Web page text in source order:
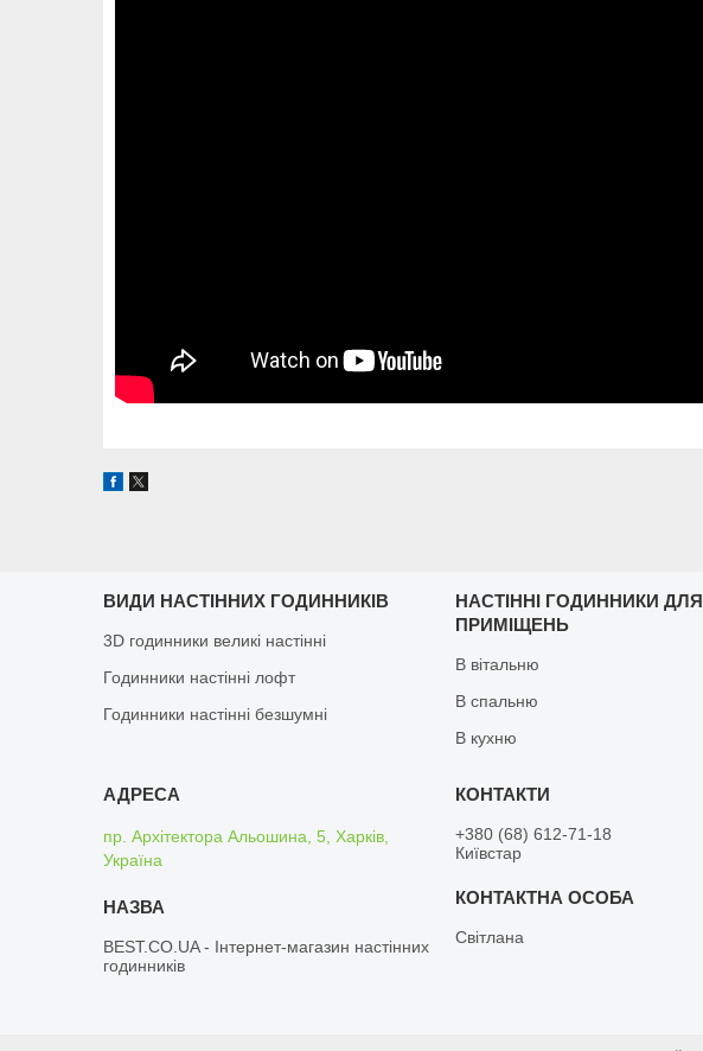
ВИДИ НАСТІННИХ ГОДИННИКІВ
3D годинники великі настінні
Годинники настінні лофт
Годинники настінні безшумні
НАСТІННІ ГОДИННИКИ ДЛЯ
ПРИМІЩЕНЬ
В вітальню
В спальню
В кухню
пр. Архітектора Альошина, 5, Харків,
Україна
BEST.CO.UA - Інтернет-магазин настінних
годинників
+380 (68) 612-71-18
Київстар
Світлана